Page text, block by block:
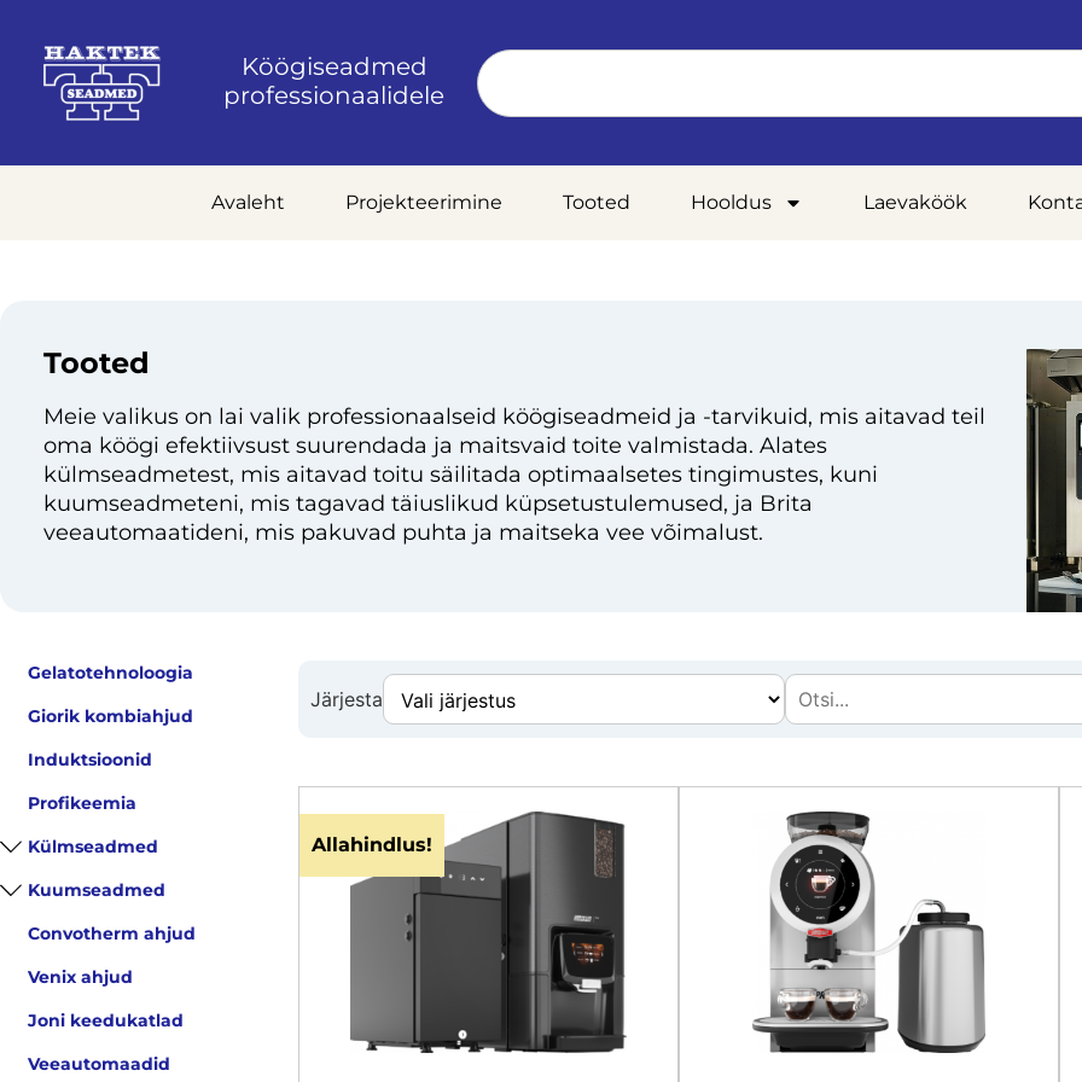
Köögiseadmed
professionaalidele
Avaleht Projekteerimine Tooted Hooldus Laevaköök
Tooted
Meie valikus on lai valik professionaalseid köögiseadmeid ja -tarvikuid, mis aitavad teil
oma köögi efektiivsust suurendada ja maitsvaid toite valmistada. Alates
külmseadmetest, mis aitavad toitu säilitada optimaalsetes tingimustes, kuni
kuumseadmeteni, mis tagavad täiuslikud küpsetustulemused, ja Brita
veeautomaatideni, mis pakuvad puhta ja maitseka vee võimalust.
Gelatotehnoloogia
Giorik kombiahjud
Induktsioonid
Profikeemia
Külmseadmed
Kuumseadmed
Convotherm ahjud
Venix ahjud
Joni keedukatlad
Veeautomaadid
Järjesta
Allahindlus!